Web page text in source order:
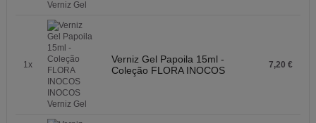
1x
Verniz Gel Papoila 15ml -
Coleção FLORA INOCOS
7,20 €